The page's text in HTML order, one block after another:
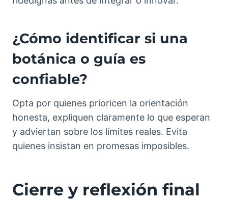
¿Cómo identificar si una
botánica o guía es
confiable?
Opta por quienes prioricen la orientación
honesta, expliquen claramente lo que esperan
y adviertan sobre los límites reales. Evita
quienes insistan en promesas imposibles.
Cierre y reflexión final